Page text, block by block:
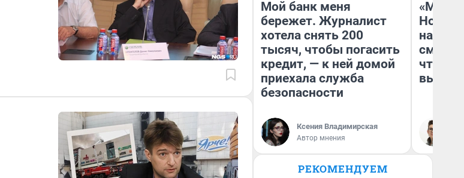
Мой банк меня
бережет. Журналист
хотела снять 200
тысяч, чтобы погасить
кредит, — к ней домой
приехала служба
безопасности
Ксения Владимирская
Автор мнения
«Мы
чтобы
РЕКОМЕНДУЕМ